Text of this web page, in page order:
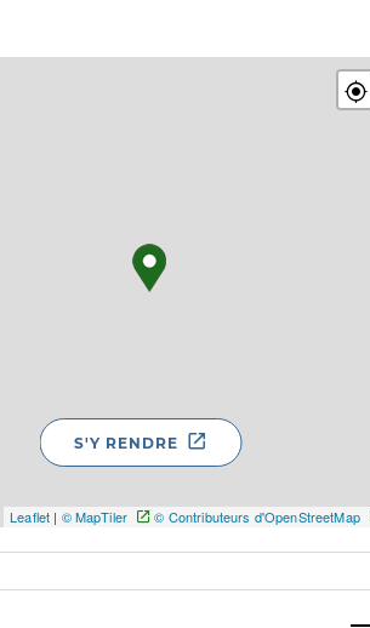
Leaflet | © MapTiler © Contributeurs d'OpenStreetMap
S'Y RENDRE